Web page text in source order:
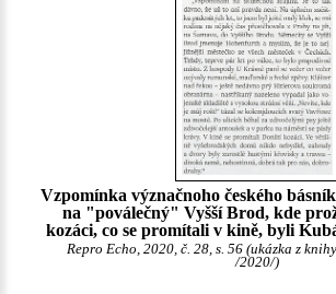
Vzpomínka význačnoho českého
na "poválečný" Vyšší Brod, kde
kozáci, co se promítali v kině, byli
Repro Echo, 2020, č. 28, s. 56 (ukázka z
/2020/)